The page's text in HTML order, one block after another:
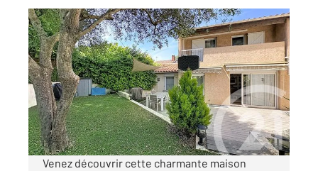
MOUGINS 06
111,13 m2, 4 pièces
Ref : 63397
Maison à vendre
525 000 €
Visiter le site dédié
Venez découvrir cette charmante maison